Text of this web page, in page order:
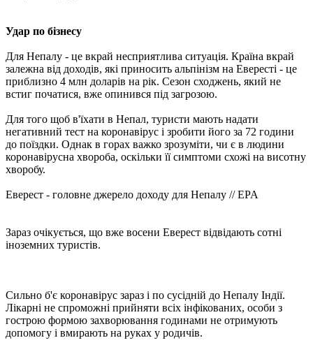
Удар по бізнесу
Для Непалу - це вкрай несприятлива ситуація. Країна вкрай
залежна від доходів, які приносить альпінізм на Евересті - це
приблизно 4 млн доларів на рік. Сезон сходжень, який не
встиг початися, вже опинився під загрозою.
Для того щоб в'їхати в Непал, туристи мають надати
негативний тест на коронавірус і зробити його за 72 години
до поїздки. Однак в горах важко зрозуміти, чи є в людини
коронавірусна хвороба, оскільки її симптоми схожі на висотну
хворобу.
Еверест - головне джерело доходу для Непалу // EPA
Зараз очікується, що вже восени Еверест відвідають сотні
іноземних туристів.
Сильно б'є коронавірус зараз і по сусідній до Непалу Індії.
Лікарні не спроможні прийняти всіх інфікованих, особи з
гострою формою захворювання годинами не отримують
допомогу і вмирають на руках у родичів.